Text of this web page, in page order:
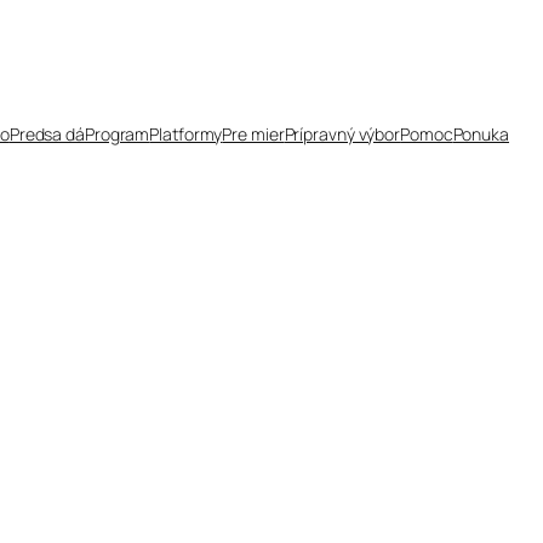
Predsa dáProgramPlatformyPre mierPrípravný výborPomocPonuka